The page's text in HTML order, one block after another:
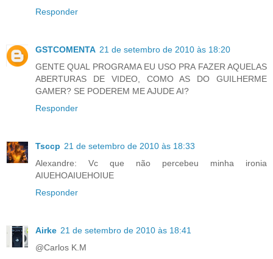
Responder
GSTCOMENTA 21 de setembro de 2010 às 18:20
GENTE QUAL PROGRAMA EU USO PRA FAZER AQUELAS
ABERTURAS DE VIDEO, COMO AS DO GUILHERME
GAMER? SE PODEREM ME AJUDE AI?
Responder
Tsccp 21 de setembro de 2010 às 18:33
Alexandre: Vc que não percebeu minha ironia
AIUEHOAIUEHOIUE
Responder
Airke 21 de setembro de 2010 às 18:41
@Carlos K.M